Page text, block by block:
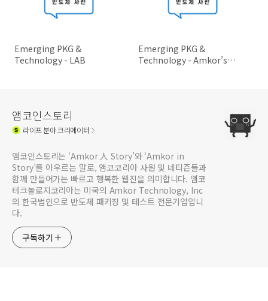
Emerging PKG &
Technology - LAB
Emerging PKG &
Technology - Amkor’s
앰코인스토리
라이프분야 크리에이터
앰코인스토리는 ‘Amkor 人 Story’와 ‘Amkor in
Story’를 아우르는 말로, 앰코코리아 사원 및 네티즌들과
함께 만들어가는 빠르고 행복한 웹진을 의미합니다. 앰코
테크놀로지코리아는 미국의 Amkor Technology, Inc
의 한국법인으로 반도체 패키징 및 테스트 전문기업입니
다.
구독하기